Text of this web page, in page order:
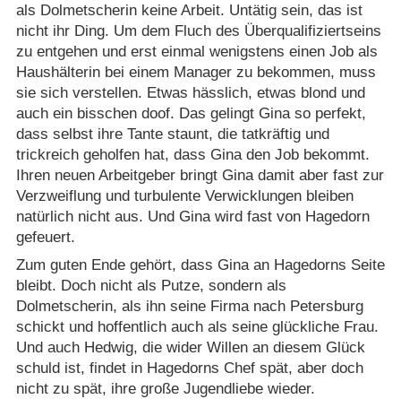
als Dolmetscherin keine Arbeit. Untätig sein, das ist
nicht ihr Ding. Um dem Fluch des Überqualifiziertseins
zu entgehen und erst einmal wenigstens einen Job als
Haushälterin bei einem Manager zu bekommen, muss
sie sich verstellen. Etwas hässlich, etwas blond und
auch ein bisschen doof. Das gelingt Gina so perfekt,
dass selbst ihre Tante staunt, die tatkräftig und
trickreich geholfen hat, dass Gina den Job bekommt.
Ihren neuen Arbeitgeber bringt Gina damit aber fast zur
Verzweiflung und turbulente Verwicklungen bleiben
natürlich nicht aus. Und Gina wird fast von Hagedorn
gefeuert.
Zum guten Ende gehört, dass Gina an Hagedorns Seite
bleibt. Doch nicht als Putze, sondern als
Dolmetscherin, als ihn seine Firma nach Petersburg
schickt und hoffentlich auch als seine glückliche Frau.
Und auch Hedwig, die wider Willen an diesem Glück
schuld ist, findet in Hagedorns Chef spät, aber doch
nicht zu spät, ihre große Jugendliebe wieder.